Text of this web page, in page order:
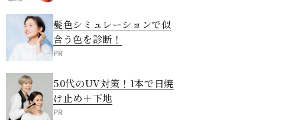
髪色シミュレーションで似
合う色を診断！
PR
50代のUV対策！1本で日焼
け止め＋下地
PR